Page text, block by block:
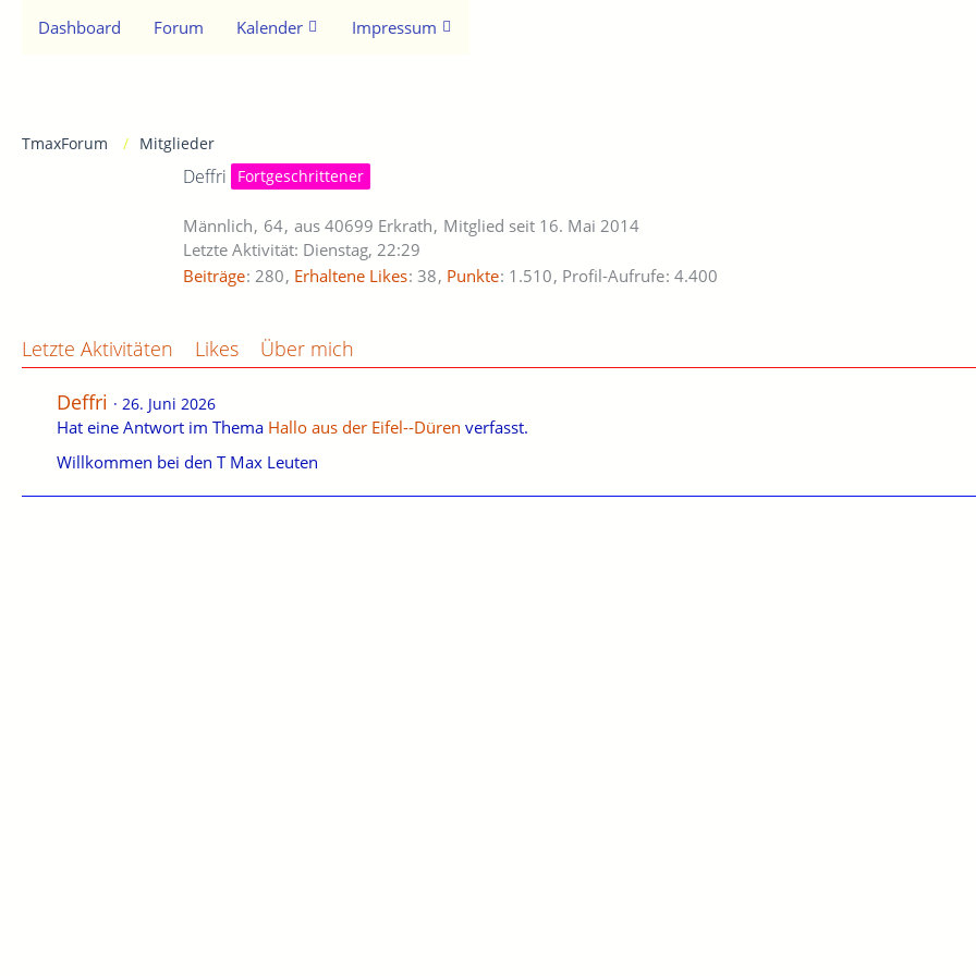
Dashboard Forum Kalender Impressum
TmaxForum Mitglieder
Deffri Fortgeschrittener
Männlich 64 aus 40699 Erkrath Mitglied seit 16. Mai 2014
Letzte Aktivität: Dienstag, 22:29
Beiträge 280 Erhaltene Likes 38 Punkte 1.510 Profil-Aufrufe 4.400
Letzte Aktivitäten Likes Über mich
Deffri 26. Juni 2026
Hat eine Antwort im Thema Hallo aus der Eifel--Düren verfasst.
Willkommen bei den T Max Leuten